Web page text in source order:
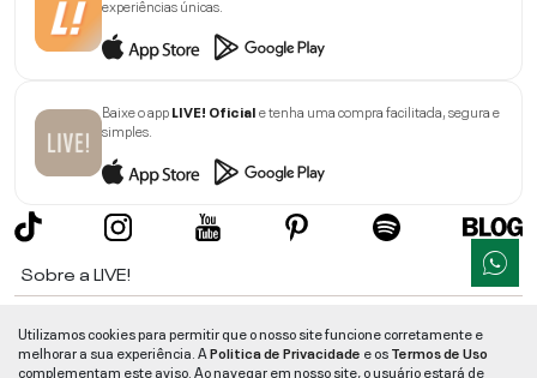
experiências únicas.
Baixe o appLIVE! Oficiale tenha uma compra facilitada, segura e
simples.
Sobre a LIVE!
Informações
Utilizamos cookies para permitir que o nosso site funcione corretamente e
melhorar a sua experiência. APolitica de Privacidade e osTermos de Uso
complementam este aviso. Ao navegar em nosso site, o usuário estará de